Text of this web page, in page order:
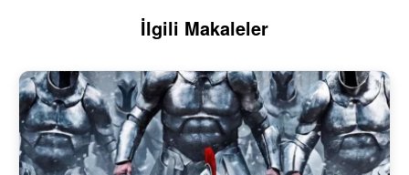
İlgili Makaleler